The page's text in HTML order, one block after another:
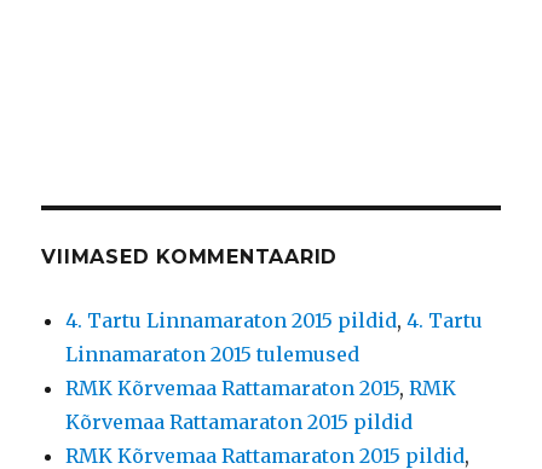
VIIMASED KOMMENTAARID
4. Tartu Linnamaraton 2015 pildid,4. Tartu
Linnamaraton 2015 tulemused
RMK Kõrvemaa Rattamaraton 2015,RMK
Kõrvemaa Rattamaraton 2015 pildid
RMK Kõrvemaa Rattamaraton 2015 pildid,